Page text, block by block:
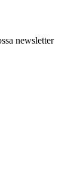
newsletter